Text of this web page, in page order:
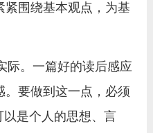
围绕基本观点，为基
际。一篇好的读后感应
。要做到这一点，必须
以是个人的思想、言